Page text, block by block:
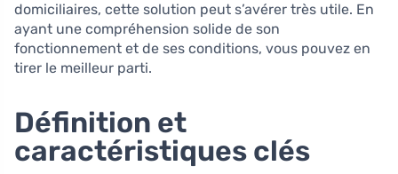
domiciliaires, cette solution peut s’avérer très utile. En
ayant une compréhension solide de son
fonctionnement et de ses conditions, vous pouvez en
tirer le meilleur parti.
Définition et
caractéristiques clés